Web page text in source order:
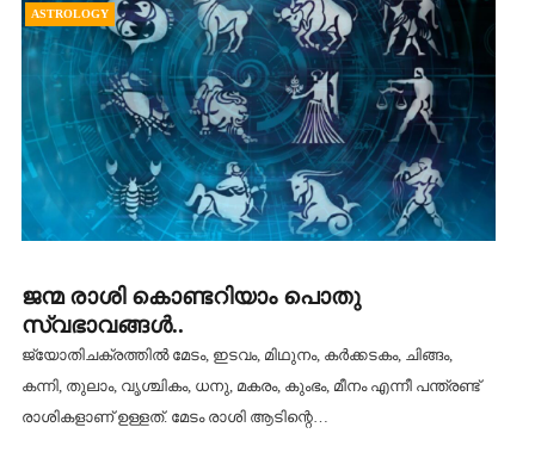
ASTROLOGY
ജന്മ രാശി കൊണ്ടറിയാം പൊതു
സ്വഭാവങ്ങൾ..
ജ്യോതിചക്രത്തിൽ മേടം, ഇടവം, മിഥുനം, കര്‍ക്കടകം, ചിങ്ങം,
കന്നി, തുലാം, വൃശ്ചികം, ധനു, മകരം, കുംഭം, മീനം എന്നീ പന്ത്രണ്ട്
രാശികളാണ് ഉള്ളത്. മേടം രാശി ആടിന്റെ…